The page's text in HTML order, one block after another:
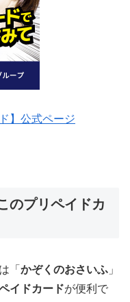
】公式ページ
のプリペイドカ
「 かぞくのおさいふ 」
イドカードが便利で